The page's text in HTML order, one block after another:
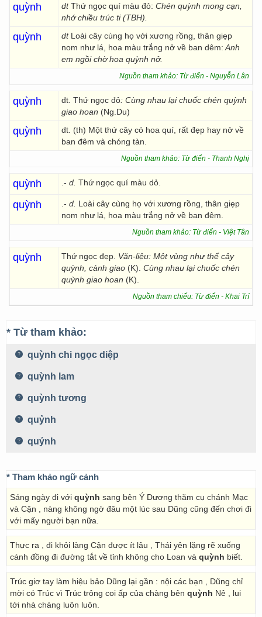
quỳnh dtThứ ngọc quí màu đỏ: Chén quỳnh mong cạn,
nhớ chiều trúc ti (TBH).
quỳnh dt Loài cây cùng họ với xương rồng, thân giẹp
nom như lá, hoa màu trắng nở về ban dêm: Anh
em ngồi chờ hoa quỳnh nở.
Nguồn tham khảo: Từ điển - Nguyễn Lân
quỳnh dt. Thứ ngọc đỏ: Cùng nhau lại chuốc chén quỳnh
giao hoan (Ng.Du)
quỳnh
dt. (th) Một thứ cây có hoa quí, rất đẹp hay nở về
ban đêm và chóng tàn.
Nguồn tham khảo: Từ điển - Thanh Nghị
quỳnh .- d. Thứ ngọc quí màu dỏ.
quỳnh .- d. Loài cây cùng họ với xương rồng, thân giẹp
nom như lá, hoa màu trắng nở về ban đêm.
Nguồn tham khảo: Từ điển - Việt Tân
quỳnh Thứ ngọc đẹp. Văn-liệu: Một vùng như thể cây
quỳnh, cành giao (K). Cùng nhau lại chuốc chén
quỳnh giao hoan (K).
Nguồn tham chiếu: Từ điển - Khai Trí
* Từ tham khảo:
quỳnh chi ngọc diệp
quỳnh lam
quỳnh tương
quỷnh
quỷnh
* Tham khảo ngữ cảnh
Sáng ngày đi với quỳnh sang bên Ý Dương thăm cụ chánh Mạc
và Cận , nàng không ngờ đâu một lúc sau Dũng cũng đến chơi đi
với mấy người bạn nữa.
Thực ra , đi khỏi làng Cận được ít lâu , Thái yên lặng rẽ xuống
cánh đồng đi đường tắt về tỉnh không cho Loan và quỳnh biết.
Trúc giơ tay làm hiệu bảo Dũng lại gần : nội các bạn , Dũng chỉ
mời có Trúc vì Trúc trông coi ấp của chàng bên quỳnh Nê , lui
tới nhà chàng luôn luôn.